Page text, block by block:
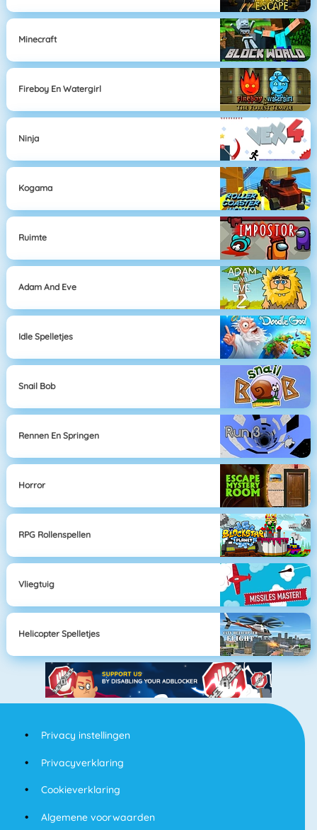
Minecraft
Fireboy En Watergirl
Ninja
Kogama
Ruimte
Adam And Eve
Idle Spelletjes
Snail Bob
Rennen En Springen
Horror
RPG Rollenspellen
Vliegtuig
Helicopter Spelletjes
Privacy instellingen
Privacyverklaring
Cookieverklaring
Algemene voorwaarden